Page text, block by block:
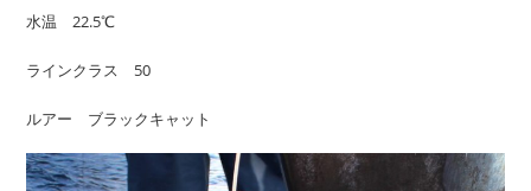
水温 22.5℃
ラインクラス 50
ルアー ブラックキャット